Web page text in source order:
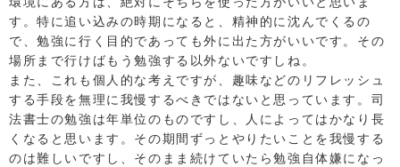
す。特に追い込みの時期になると、精神的に沈んでくるの
で、勉強に行く目的であっても外に出た方がいいです。その
場所まで行けばもう勉強する以外ないですしね。
また、これも個人的な考えですが、趣味などのリフレッシュ
する手段を無理に我慢するべきではないと思っています。司
法書士の勉強は年単位のものですし、人によってはかなり長
くなると思います。その期間ずっとやりたいことを我慢する
のは難しいですし、そのまま続けていたら勉強自体嫌になっ